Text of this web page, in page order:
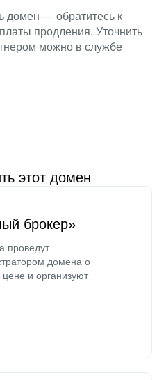
домен — обратитесь к
продления. Уточнить
можно в службе
этот домен
брокер»
проведут
домена о
и организуют